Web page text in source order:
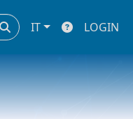
IT LOGIN